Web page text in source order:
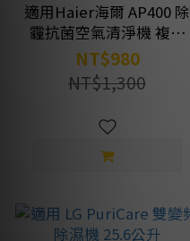
適用Haier海爾 AP400 除
霾抗菌空氣清淨機 複合
式抗菌HEPA濾芯 綠綠好
日
NT$980
NT$1,300